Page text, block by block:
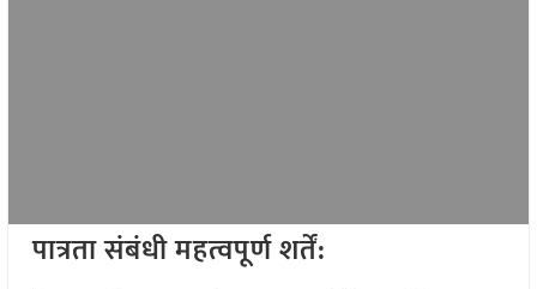
पात्रता संबंधी महत्वपूर्ण शर्तें: